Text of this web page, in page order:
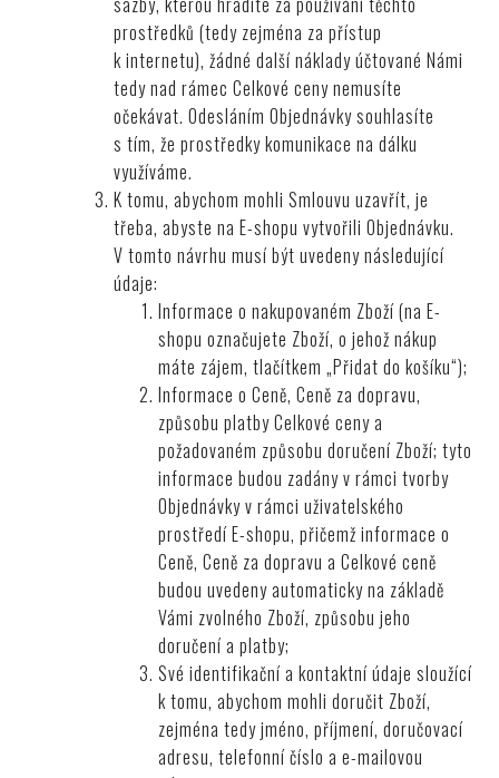
prostředků (tedy zejména za přístup
k internetu), žádné další náklady účtované Námi
tedy nad rámec Celkové ceny nemusíte
očekávat. Odesláním Objednávky souhlasíte
s tím, že prostředky komunikace na dálku
využíváme.
K tomu, abychom mohli Smlouvu uzavřít, je
třeba, abyste na E-shopu vytvořili Objednávku.
V tomto návrhu musí být uvedeny následující
údaje:
Informace o nakupovaném Zboží (na E-
shopu označujete Zboží, o jehož nákup
máte zájem, tlačítkem „Přidat do košíku“);
Informace o Ceně, Ceně za dopravu,
způsobu platby Celkové ceny a
požadovaném způsobu doručení Zboží; tyto
informace budou zadány v rámci tvorby
Objednávky v rámci uživatelského
prostředí E-shopu, přičemž informace o
Ceně, Ceně za dopravu a Celkové ceně
budou uvedeny automaticky na základě
Vámi zvolného Zboží, způsobu jeho
doručení a platby;
Své identifikační a kontaktní údaje sloužící
k tomu, abychom mohli doručit Zboží,
zejména tedy jméno, příjmení, doručovací
adresu, telefonní číslo a e-mailovou